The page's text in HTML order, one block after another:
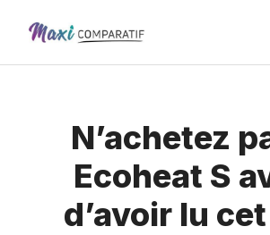
contenu
N’achetez
Ecoheat S
d’avoir lu